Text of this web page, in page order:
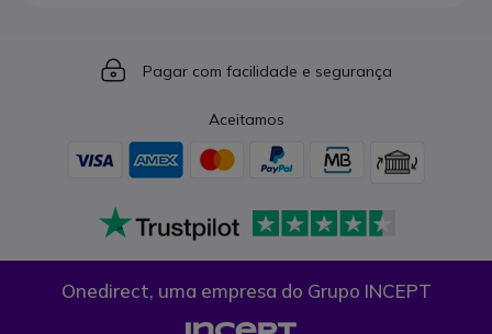
Icon
Pagar com facilidade e segurança
Aceitamos
Onedirect, uma empresa do Grupo INCEPT